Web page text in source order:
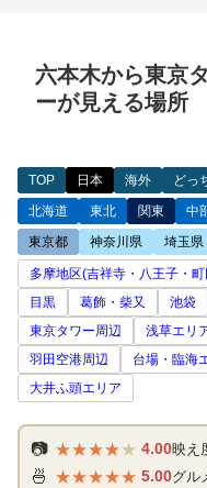
六本木から東京
ーが見える場所
TOP 日本 海外 どっ
北海道 東北 関東 中
東京都 神奈川県 埼玉県
多摩地区(吉祥寺・八王子・
目黒 葛飾・柴又 池袋
東京タワー周辺 浅草エリ
羽田空港周辺 台場・臨海
大井ふ頭エリア
📷 ★★★★★ 4.00映え
🍜 ★★★★★ 5.00グル